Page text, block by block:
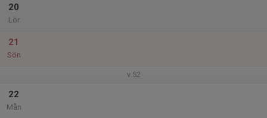
20
Lör
21
Sön
v.52
22
Mån